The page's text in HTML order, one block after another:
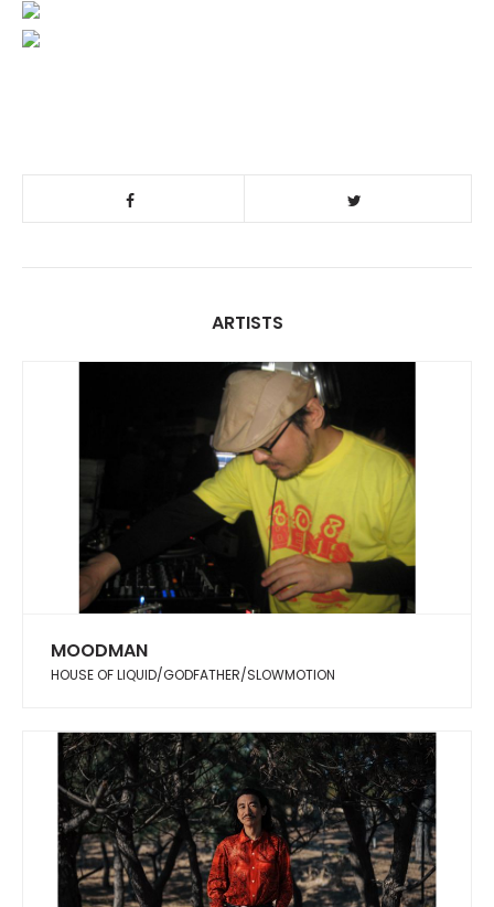
ARTISTS
MOODMAN
HOUSE OF LIQUID/GODFATHER/SLOWMOTION